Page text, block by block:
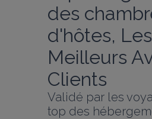
des
d'hôtes, Les
Meilleurs
Clients
Validé par les
top des